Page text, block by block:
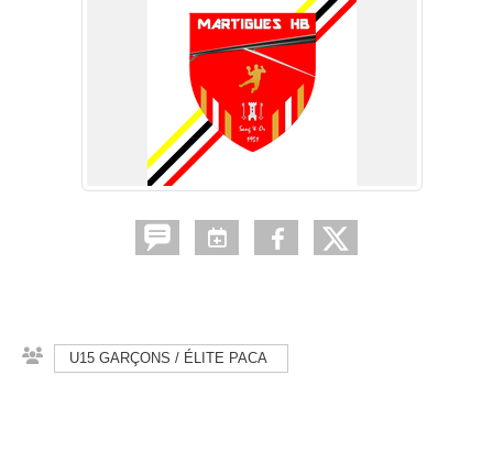
U15 GARÇONS / ÉLITE PACA